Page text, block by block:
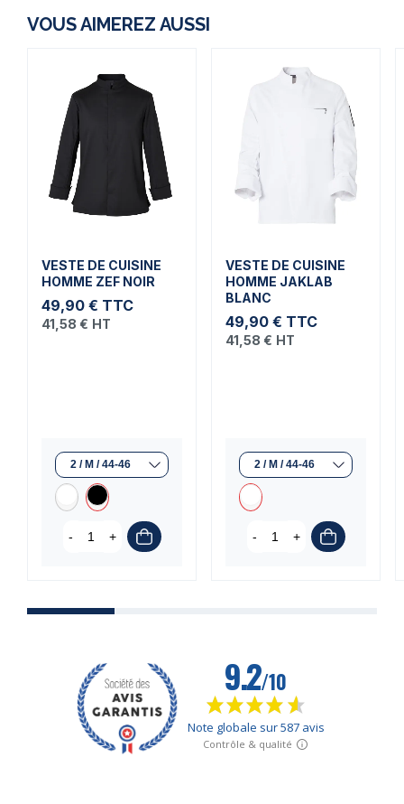
VOUS AIMEREZ AUSSI
VESTE DE CUISINE
HOMME ZEF NOIR
49,90 € TTC
41,58 € HT
- +
VESTE DE CUISINE
HOMME JAKLAB
BLANC
49,90 € TTC
41,58 € HT
- +